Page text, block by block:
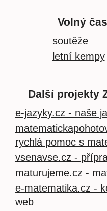
Volný
soutěže
letní kempy
Další projekty
e-jazyky.cz - naše
rychlá pomoc s
vsenavse.cz -
maturujeme.cz -
e-matematika.cz -
web